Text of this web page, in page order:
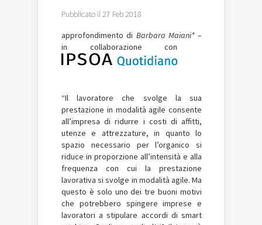
Pubblicato il 27 Feb 2018
approfondimento di Barbara Maiani*–
in collaborazione con
“Il lavoratore che svolge la sua
prestazione in modalità agile consente
all’impresa di ridurre i costi di affitti,
utenze e attrezzature, in quanto lo
spazio necessario per l’organico si
riduce in proporzione all’intensità e alla
frequenza con cui la prestazione
lavorativa si svolge in modalità agile. Ma
questo è solo uno dei tre buoni motivi
che potrebbero spingere imprese e
lavoratori a stipulare accordi di smart